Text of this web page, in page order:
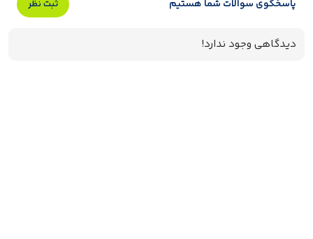
پاسخگوی سوالات شما هستیم ثبت نظر
دیدگاهی وجود ندارد!